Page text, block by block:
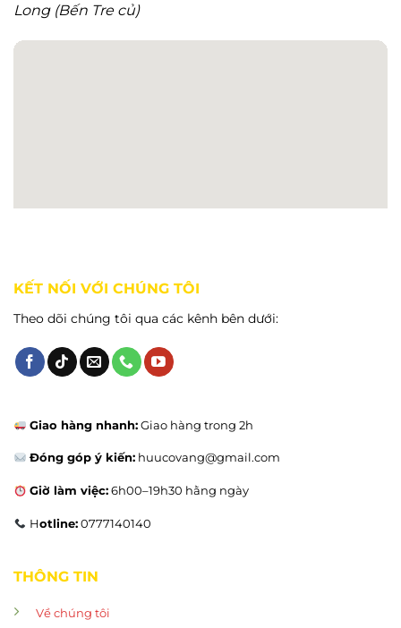
Long (Bến Tre củ)
Giao hàng nhanh:Giao hàng trong 2h
Đóng góp ý kiến: huucovang@gmail.com
Giờ làm việc:6h00–19h30 hằng ngày
Hotline:0777140140
THÔNG TIN
Về chúng tôi
KẾT NỐI VỚI CHÚNG TÔI
Theo dõi chúng tôi qua các kênh bên dưới: